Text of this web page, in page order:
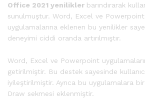
Office 2021 yenilikler barındırarak
sunulmuştur. Word, Excel ve
uygulamalarına eklenen bu yenilikler
deneyimi ciddi oranda artırılmıştır.
Word, Excel ve Powerpoint
getirilmiştir. Bu destek sayesinde
iyileştirilmiştir. Ayrıca bu uygulamalara
Draw sekmesi eklenmiştir.